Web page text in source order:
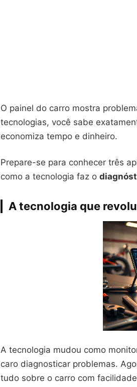
O painel do carro mostra
tecnologias, você sabe
economiza tempo e dinheiro.
Prepare-se para conhecer três
como a tecnologia faz o
A tecnologia que
A tecnologia mudou como
caro diagnosticar problemas.
tudo sobre o carro com